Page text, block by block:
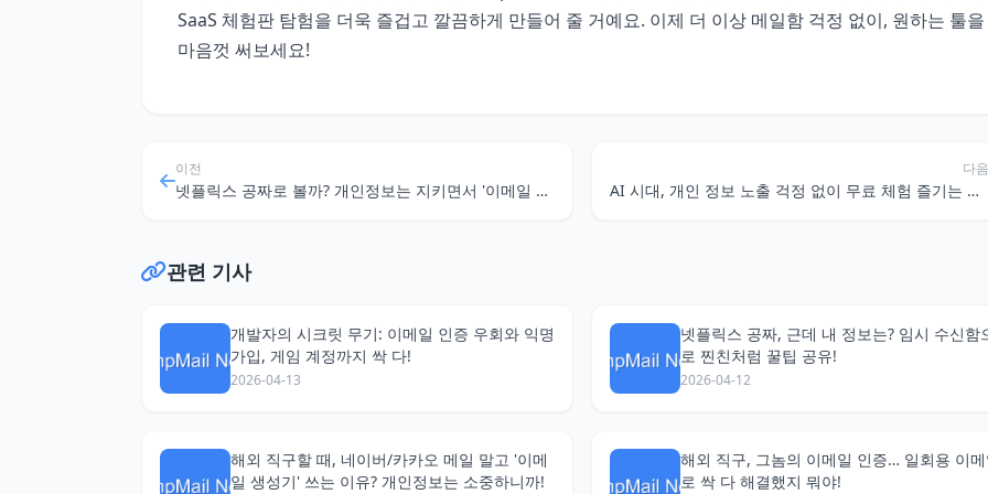
SaaS 체험판 탐험을 더욱 즐겁고 깔끔하게 만들어 줄 거예요. 이제 더 이상 메일함 걱정 없이, 원하는 툴을
마음껏 써보세요!
이전
넷플릭스 공짜로 볼까? 개인정보는 지키면서 '이메일 보호' 꿀팁 대방출!
다음
AI 시대, 개인 정보 노출 걱정 없이 무료 체험 즐기는 꿀팁: 일회용 이메일 활용법
관련 기사
개발자의 시크릿 무기: 이메일 인증 우회와 익명
가입, 게임 계정까지 싹 다!
2026-04-13
넷플릭스 공짜, 근데 내 정보는? 임시 수신함
로 찐친처럼 꿀팁 공유!
2026-04-12
해외 직구할 때, 네이버/카카오 메일 말고 '이메
일 생성기' 쓰는 이유? 개인정보는 소중하니까!
해외 직구, 그놈의 이메일 인증… 일회용 이메
로 싹 다 해결했지 뭐야!